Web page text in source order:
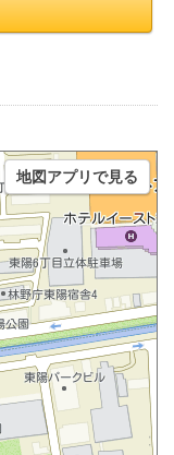
地図アプリで見る